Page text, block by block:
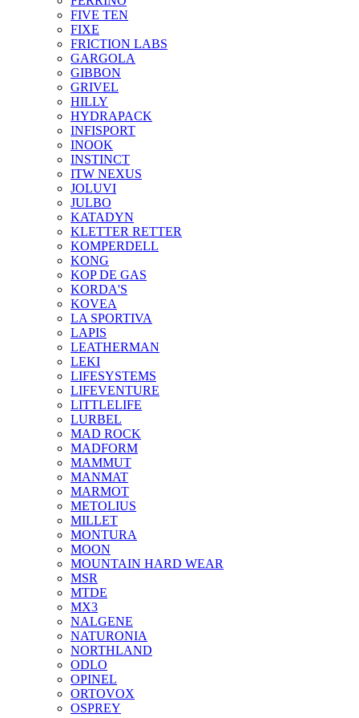
FIVE TEN
FIXE
FRICTION LABS
GARGOLA
GIBBON
GRIVEL
HILLY
HYDRAPACK
INFISPORT
INOOK
INSTINCT
ITW NEXUS
JOLUVI
JULBO
KATADYN
KLETTER RETTER
KOMPERDELL
KONG
KOP DE GAS
KORDA'S
KOVEA
LA SPORTIVA
LAPIS
LEATHERMAN
LEKI
LIFESYSTEMS
LIFEVENTURE
LITTLELIFE
LURBEL
MAD ROCK
MADFORM
MAMMUT
MANMAT
MARMOT
METOLIUS
MILLET
MONTURA
MOON
MOUNTAIN HARD WEAR
MSR
MTDE
MX3
NALGENE
NATURONIA
NORTHLAND
ODLO
OPINEL
ORTOVOX
OSPREY